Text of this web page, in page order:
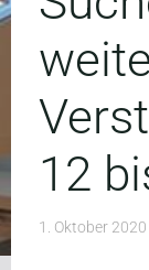
12
1. Oktober 2020